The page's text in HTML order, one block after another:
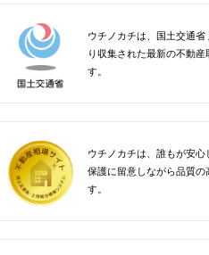
ウチノカチは、国土交通
り収集された最新の不動
す。
ウチノカチは、誰もが安
保護に留意しながら品質
す。